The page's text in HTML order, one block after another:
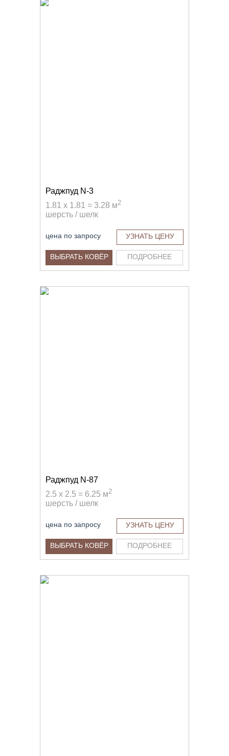
Раджпуд N-3
1.81 x 1.81 = 3.28 м2
шерсть / шелк
цена по запросу УЗНАТЬ ЦЕНУ
ВЫБРАТЬ КОВЁР ПОДРОБНЕЕ
Раджпуд N-87
2.5 x 2.5 = 6.25 м2
шерсть / шелк
цена по запросу УЗНАТЬ ЦЕНУ
ВЫБРАТЬ КОВЁР ПОДРОБНЕЕ